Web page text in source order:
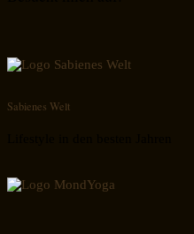
Sabienes Welt